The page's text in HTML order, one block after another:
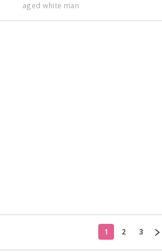
aged white man
1 2 3